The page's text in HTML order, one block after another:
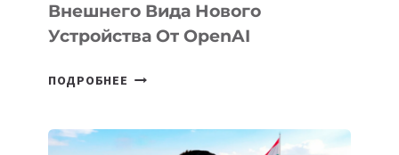
Внешнего Вида Нового
Устройства От OpenAI
ПОДРОБНЕЕ СТАЛИ
ВНЕШНЕГО